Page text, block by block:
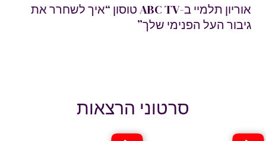
אוריון תלמיי ב-ABC TV טוסון “איך לשחרר את
העל הפנימי שלך”
סרטוני הרצאות